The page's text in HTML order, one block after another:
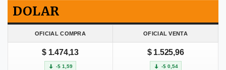
DOLAR
OFICIAL COMPRA OFICIAL VENTA
$ 1.474,13
-$ 1,59
$ 1.525,96
-$ 0,54